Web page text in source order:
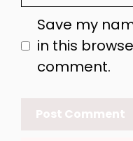
Save my
in this
comment.